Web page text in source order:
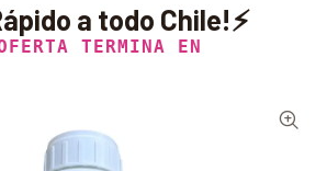
a todo Chile!⚡
TERMINA EN